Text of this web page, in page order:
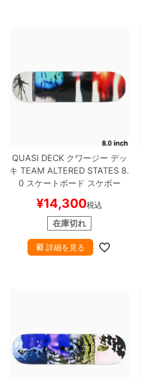
QUASI DECKクワージー デッ
キ TEAM ALTERED STATES 8.
0 スケートボード スケボー
¥14,300税込
在庫切れ
詳細を見る